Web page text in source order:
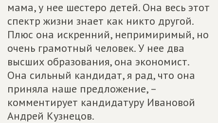
мама, у нее шестеро детей. Она весь этот
спектр жизни знает как никто другой.
Плюс она искренний, непримиримый, но
очень грамотный человек. У нее два
высших образования, она экономист.
Она сильный кандидат, я рад, что она
приняла наше предложение, –
комментирует кандидатуру Ивановой
Андрей Кузнецов.